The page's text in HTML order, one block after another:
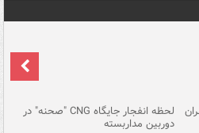
لحظه انفجار جایگاه CNG "صحنه" در
دوربین مداربسته